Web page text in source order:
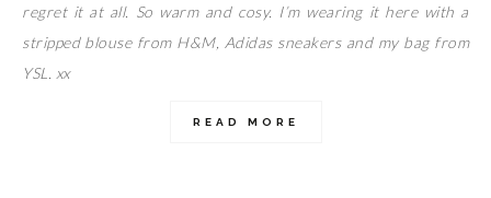
regret it at all. So warm and cosy. I’m wearing it here with a
stripped blouse from H&M, Adidas sneakers and my bag from
YSL. xx
READ MORE